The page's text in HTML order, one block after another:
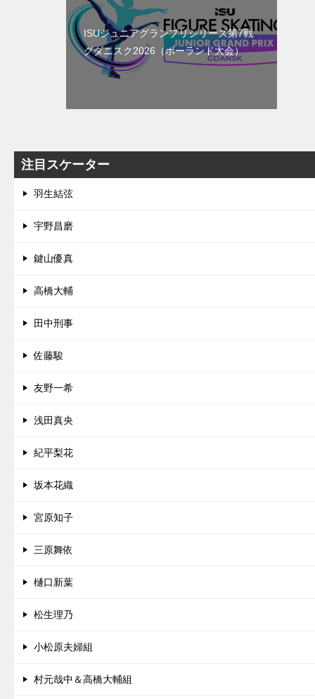
ISUジュニアグランプリシリーズ第7戦
グダニスク2026（ポーランド大会）
注目スケーター
羽生結弦
宇野昌磨
鍵山優真
高橋大輔
田中刑事
佐藤駿
友野一希
浅田真央
紀平梨花
坂本花織
宮原知子
三原舞依
樋口新葉
松生理乃
小松原夫婦組
村元哉中＆高橋大輔組